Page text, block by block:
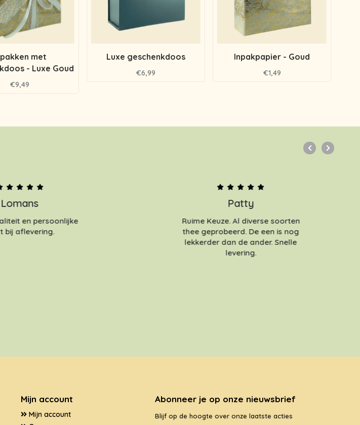
met
- Luxe Goud
€9,49
Luxe geschenkdoos
€6,99
Inpakpapier - Goud
€1,49
Lomans
en persoonlijke
bij aflevering.
Patty
Ruime Keuze. Al diverse soorten
thee geprobeerd. De een is nog
lekkerder dan de ander. Snelle
levering.
Mijn account
Mijn account
Abonneer je op onze nieuwsbrief
Blijf op de hoogte over onze laatste acties